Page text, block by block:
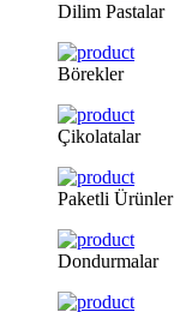
Dilim Pastalar
Börekler
Çikolatalar
Paketli Ürünler
Dondurmalar